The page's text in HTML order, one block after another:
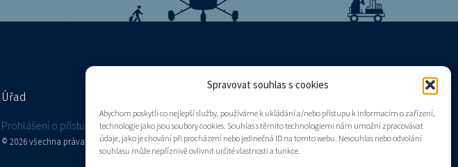
Spravovat souhlas s cookies
Abychom poskytli co nejlepší služby, používáme k ukládání a/nebo přístupu k informacím o zařízení,
technologie jako jsou soubory cookies. Souhlas s těmito technologiemi nám umožní zpracovávat
údaje, jako je chování při procházení nebo jedinečná ID na tomto webu. Nesouhlas nebo odvolání
souhlasu může nepříznivě ovlivnit určité vlastnosti a funkce.
Úřad
Prohlášení o přístupnosti Zásady cookies (EU)
© 2026 všechna práva vyhrazena